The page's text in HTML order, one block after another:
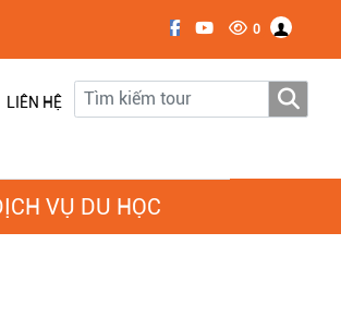
0
LIÊN HỆ
VỤ DU HỌC